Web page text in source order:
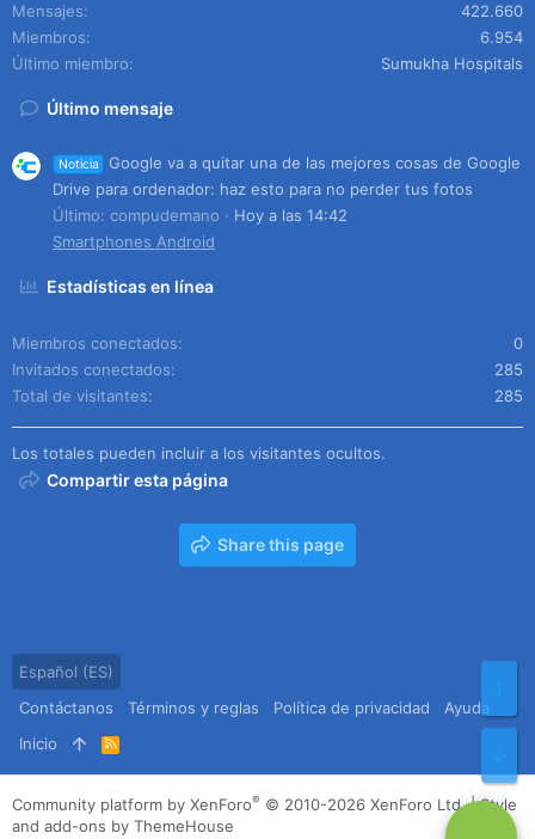
Mensajes
422.660
Miembros
6.954
Último miembro
Sumukha Hospitals
Último mensaje
Noticia
Google va a quitar una de las mejores cosas de Google
Drive para ordenador: haz esto para no perder tus fotos
Último: compudemano
Hoy a las 14:42
Smartphones Android
Estadísticas en línea
Miembros conectados
0
Invitados conectados
285
Total de visitantes
285
Los totales pueden incluir a los visitantes ocultos.
Compartir esta página
Share this page
Español (ES)
Contáctanos
Términos y reglas Política de privacidad
Ayuda
Inicio
R
S
S
Community platform by XenForo® © 2010-2026 XenForo Ltd. |Style
and add-ons by ThemeHouse